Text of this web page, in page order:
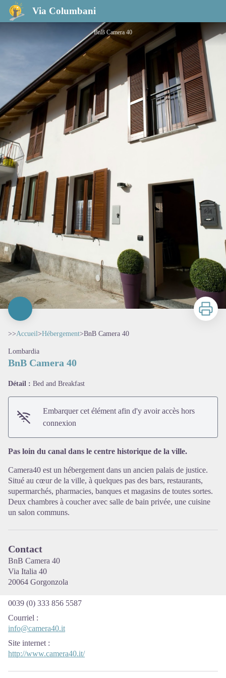
Via Columbani
BnB Camera 40
BnB Camera 40
Voir l'image en plein écran
Imprimer
>>Accueil>Hébergement>BnB Camera 40
Lombardia
BnB Camera 40
Détail : Bed and Breakfast
Embarquer cet élément afin d'y avoir accès hors
connexion
Pas loin du canal dans le centre historique de la ville.
Camera40 est un hébergement dans un ancien palais de justice.
Situé au cœur de la ville, à quelques pas des bars, restaurants,
supermarchés, pharmacies, banques et magasins de toutes sortes.
Deux chambres à coucher avec salle de bain privée, une cuisine
un salon communs.
Contact
BnB Camera 40
Via Italia 40
20064 Gorgonzola
0039 (0) 333 856 5587
Courriel :
info@camera40.it
Site internet :
http://www.camera40.it/